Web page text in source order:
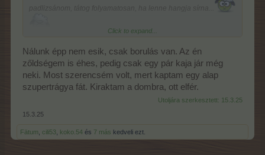
Kislyányom itt piheni ki a hetét, édesem Tervezte, hogy
Balatonra leugranak, de esőben még alszik...
Ma ilyen lakásban beszorulós nap lesz ahogy látom.
Boldog
Click to expand...
Nálunk épp nem esik, csak borulás van. Az én
zőldségem is éhes, pedig csak egy pár kaja jár még
neki. Most szerencsém volt, mert kaptam egy alap
szupertrágya fát. Kiraktam a dombra, ott elfér.
Utoljára szerkesztett: 15.3.25
15.3.25
Fätum cili53 koko.54 és 7 más kedveli ezt.